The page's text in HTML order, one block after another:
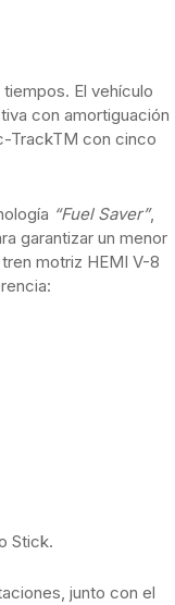
El vehículo
con amortiguación
TrackTM con cinco
“Fuel Saver”,
garantizar un menor
motriz HEMI V-8
Stick.
junto con el